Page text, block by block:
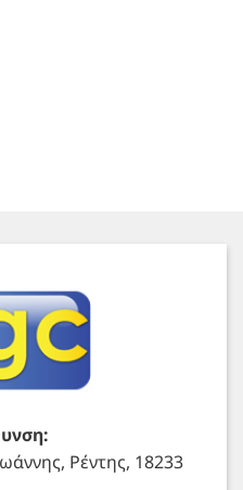
Ρέντης, 18233